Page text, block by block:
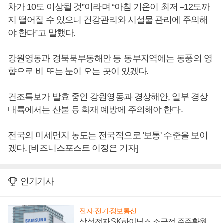
차가 10도 이상될 것”이라며 “아침 기온이 최저 –12도까
지 떨어질 수 있으니 건강관리와 시설물 관리에 주의해
야 한다”고 말했다.
강원영동과 경북북부동해안 등 동부지역에는 동풍의 영
향으로 비 또는 눈이 오는 곳이 있겠다.
건조특보가 발효 중인 강원영동과 경상해안, 일부 경상
내륙에서는 산불 등 화재 예방에 주의해야 한다.
전국의 미세먼지 농도는 전국적으로 '보통' 수준을 보이
겠다. [비즈니스포스트 이정은 기자]
인기기사
전자·전기·정보통신